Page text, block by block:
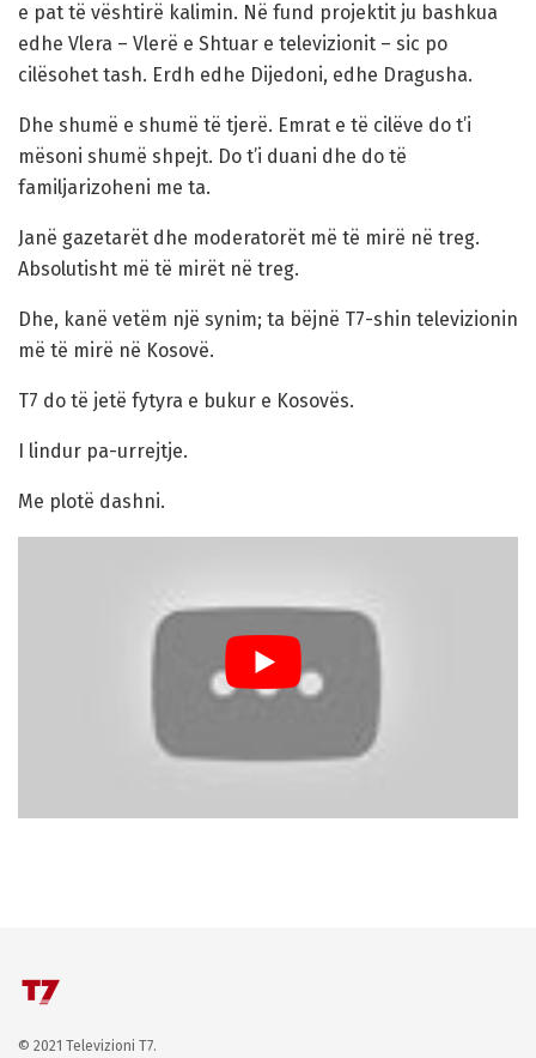
e pat të vështirë kalimin. Në fund projektit ju bashkua
edhe Vlera – Vlerë e Shtuar e televizionit – sic po
cilësohet tash. Erdh edhe Dijedoni, edhe Dragusha.
Dhe shumë e shumë të tjerë. Emrat e të cilëve do t’i
mësoni shumë shpejt. Do t’i duani dhe do të
familjarizoheni me ta.
Janë gazetarët dhe moderatorët më të mirë në treg.
Absolutisht më të mirët në treg.
Dhe, kanë vetëm një synim; ta bëjnë T7-shin televizionin
më të mirë në Kosovë.
T7 do të jetë fytyra e bukur e Kosovës.
I lindur pa-urrejtje.
Me plotë dashni.
© 2021 Televizioni T7.